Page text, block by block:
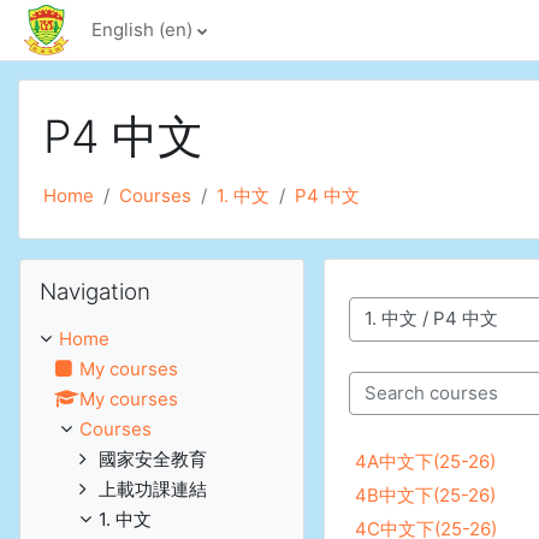
Skip to main content
English ‎(en)‎
P4 中文
Home Courses 1. 中文 P4 中文
Course categories
Search courses
4A中文下(25-26)
4B中文下(25-26)
4C中文下(25-26)
Navigation
Home
My courses
My courses
Courses
國家安全教育
上載功課連結
1. 中文